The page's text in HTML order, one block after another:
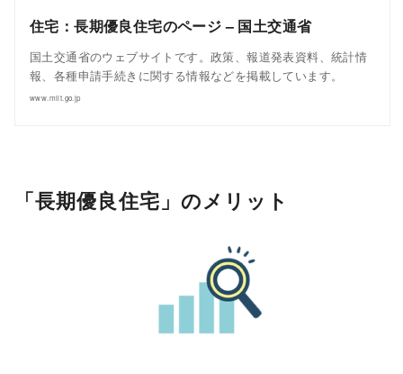
住宅：長期優良住宅のページ – 国土交通省
国土交通省のウェブサイトです。政策、報道発表資料、統計情
報、各種申請手続きに関する情報などを掲載しています。
www.mlit.go.jp
「長期優良住宅」のメリット